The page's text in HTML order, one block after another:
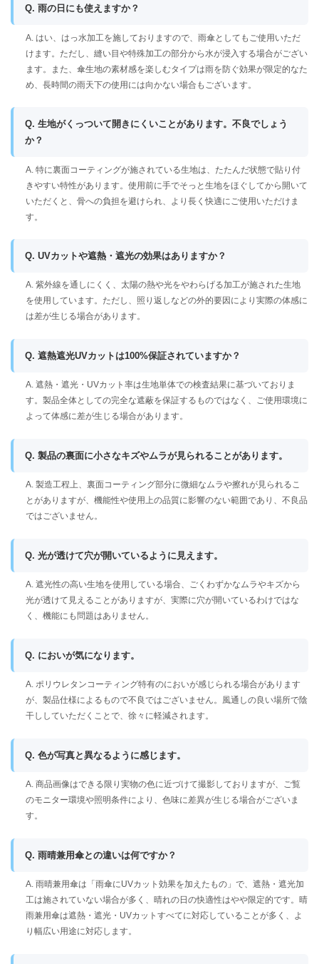
Q. 雨の日にも使えますか？
A. はい、はっ水加工を施しておりますので、雨傘としてもご使用いただ
けます。ただし、縫い目や特殊加工の部分から水が浸入する場合がござい
ます。また、傘生地の素材感を楽しむタイプは雨を防ぐ効果が限定的なた
め、長時間の雨天下の使用には向かない場合もございます。
Q. 生地がくっついて開きにくいことがあります。不良でしょう
か？
A. 特に裏面コーティングが施されている生地は、たたんだ状態で貼り付
きやすい特性があります。使用前に手でそっと生地をほぐしてから開いて
いただくと、骨への負担を避けられ、より長く快適にご使用いただけま
す。
Q. UVカットや遮熱・遮光の効果はありますか？
A. 紫外線を通しにくく、太陽の熱や光をやわらげる加工が施された生地
を使用しています。ただし、照り返しなどの外的要因により実際の体感に
は差が生じる場合があります。
Q. 遮熱遮光UVカットは100%保証されていますか？
A. 遮熱・遮光・UVカット率は生地単体での検査結果に基づいておりま
す。製品全体としての完全な遮蔽を保証するものではなく、ご使用環境に
よって体感に差が生じる場合があります。
Q. 製品の裏面に小さなキズやムラが見られることがあります。
A. 製造工程上、裏面コーティング部分に微細なムラや擦れが見られるこ
とがありますが、機能性や使用上の品質に影響のない範囲であり、不良品
ではございません。
Q. 光が透けて穴が開いているように見えます。
A. 遮光性の高い生地を使用している場合、ごくわずかなムラやキズから
光が透けて見えることがありますが、実際に穴が開いているわけではな
く、機能にも問題はありません。
Q. においが気になります。
A. ポリウレタンコーティング特有のにおいが感じられる場合があります
が、製品仕様によるもので不良ではございません。風通しの良い場所で陰
干ししていただくことで、徐々に軽減されます。
Q. 色が写真と異なるように感じます。
A. 商品画像はできる限り実物の色に近づけて撮影しておりますが、ご覧
のモニター環境や照明条件により、色味に差異が生じる場合がございま
す。
Q. 雨晴兼用傘との違いは何ですか？
A. 雨晴兼用傘は「雨傘にUVカット効果を加えたもの」で、遮熱・遮光加
工は施されていない場合が多く、晴れの日の快適性はやや限定的です。晴
雨兼用傘は遮熱・遮光・UVカットすべてに対応していることが多く、よ
り幅広い用途に対応します。